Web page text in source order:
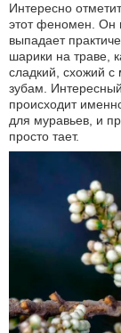
Интересно
этот феномен. Он
выпадает
шарики на траве,
сладкий, схожий
зубам.
происходит
для муравьев, и
просто тает.